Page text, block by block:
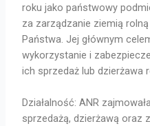
roku jako państwowy
za zarządzanie ziemią
Państwa. Jej głównym
wykorzystanie i
ich sprzedaż lub dzierżawa
Działalność: ANR
sprzedażą, dzierżawą oraz